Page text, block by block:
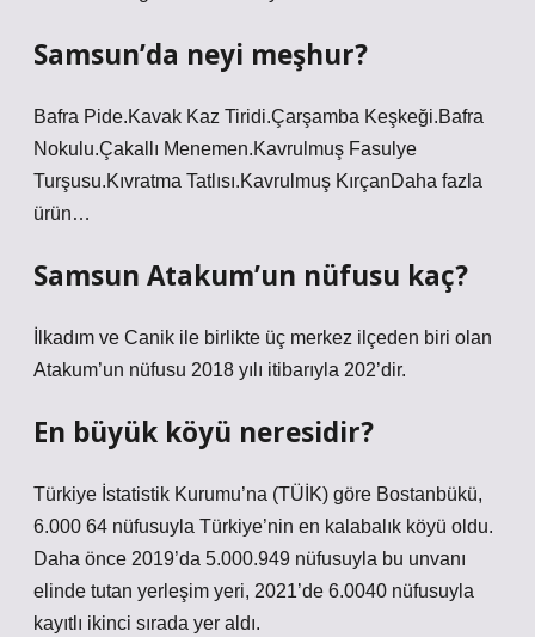
Samsun’da neyi meşhur?
Bafra Pide.Kavak Kaz Tiridi.Çarşamba Keşkeği.Bafra
Nokulu.Çakallı Menemen.Kavrulmuş Fasulye
Turşusu.Kıvratma Tatlısı.Kavrulmuş KırçanDaha fazla
ürün…
Samsun Atakum’un nüfusu kaç?
İlkadım ve Canik ile birlikte üç merkez ilçeden biri olan
Atakum’un nüfusu 2018 yılı itibarıyla 202’dir.
En büyük köyü neresidir?
Türkiye İstatistik Kurumu’na (TÜİK) göre Bostanbükü,
6.000 64 nüfusuyla Türkiye’nin en kalabalık köyü oldu.
Daha önce 2019’da 5.000.949 nüfusuyla bu unvanı
elinde tutan yerleşim yeri, 2021’de 6.0040 nüfusuyla
kayıtlı ikinci sırada yer aldı.